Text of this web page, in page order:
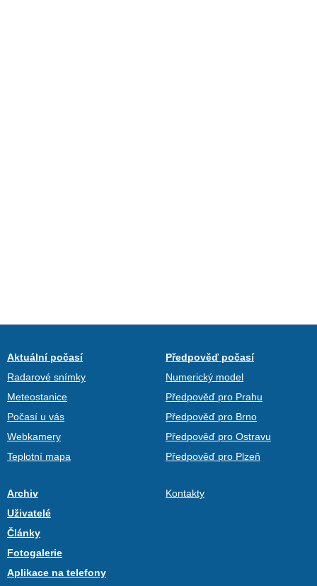
Aktuální počasí
Radarové snímky
Meteostanice
Počasí u vás
Webkamery
Teplotní mapa
Předpověď počasí
Numerický model
Předpověď pro Prahu
Předpověď pro Brno
Předpověď pro Ostravu
Předpověď pro Plzeň
Archiv
Uživatelé
Články
Fotogalerie
Aplikace na telefony
Kontakty